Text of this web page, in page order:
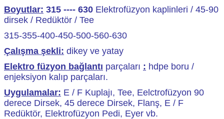
Boyutlar: 315 ---- 630 Elektrofüzyon kaplinleri / 45-90
dirsek / Redüktör / Tee
315-355-400-450-500-560-630
Çalışma şekli: dikey ve yatay
Elektro füzyon bağlantı parçaları : hdpe boru /
enjeksiyon kalıp parçaları.
Uygulamalar: E / F Kuplajı, Tee, Eelctrofüzyon 90
derece Dirsek, 45 derece Dirsek, Flanş, E / F
Redüktör, Elektrofüzyon Pedi, Eyer vb.